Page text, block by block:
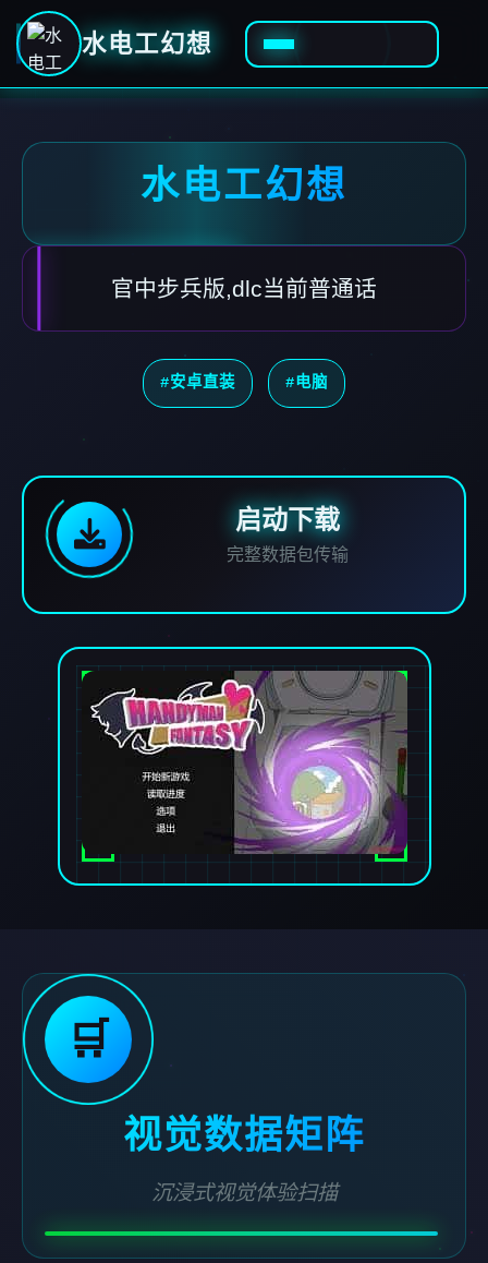
水电工幻想
水电工幻想
官中步兵版,dlc当前普通话
#安卓直装 #电脑
启动下载
完整数据包传输
🛒
视觉数据矩阵
沉浸式视觉体验扫描